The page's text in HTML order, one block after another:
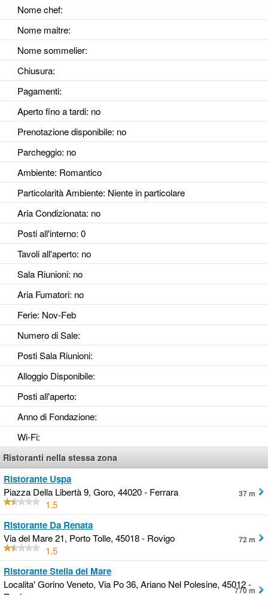
Nome chef:
Nome maitre:
Nome sommelier:
Chiusura:
Pagamenti:
Aperto fino a tardi: no
Prenotazione disponibile: no
Parcheggio: no
Ambiente: Romantico
Particolarità Ambiente: Niente in particolare
Aria Condizionata: no
Posti all'interno: 0
Tavoli all'aperto: no
Sala Riunioni: no
Aria Fumatori: no
Ferie: Nov-Feb
Numero di Sale:
Posti Sala Riunioni:
Alloggio Disponibile:
Posti all'aperto:
Anno di Fondazione:
Wi-Fi:
Ristoranti nella stessa zona
Ristorante Uspa
Piazza Della Libertà 9, Goro, 44020 - Ferrara
1.5
37 m
Ristorante Da Renata
Via del Mare 21, Porto Tolle, 45018 - Rovigo
1.5
72 m
Ristorante Stella del Mare
Localita' Gorino Veneto, Via Po 36, Ariano Nel Polesine, 45012 -
770 m